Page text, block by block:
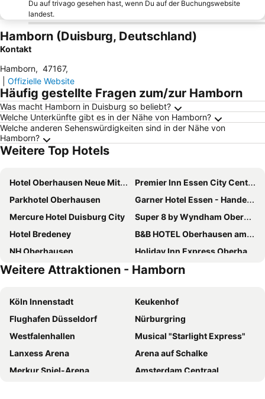
Du auf trivago gesehen hast, wenn Du auf der Buchungswebsite
landest.
Hamborn (Duisburg, Deutschland)
Kontakt
Hamborn, 47167,
Offizielle Website
Häufig gestellte Fragen zum/zur Hamborn
Was macht Hamborn in Duisburg so beliebt?
Welche Unterkünfte gibt es in der Nähe von Hamborn?
Welche anderen Sehenswürdigkeiten sind in der Nähe von
Hamborn?
Weitere Top Hotels
Hotel Oberhausen Neue Mitte Affiliated by Meliá
Premier Inn Essen City Centre hotel
Parkhotel Oberhausen
Garner Hotel Essen - Handelshof By Ihg
Mercure Hotel Duisburg City
Super 8 by Wyndham Oberhausen am Centro
Hotel Bredeney
B&B HOTEL Oberhausen am Centro
NH Oberhausen
Holiday Inn Express Oberhausen By Ihg
Sheraton Essen Hotel
Hotel Residenz Oberhausen
Garner Hotel Oberhausen By Ihg
IntercityHotel Duisburg
McDreams Essen-City
Campanile Duisburg City
Premier Inn Essen City Limbecker Platz hotel
FOUR Essen City Centre
Van der Valk Hotel Gladbeck
Holiday Inn - The Niu, Cobbles Essen By Ihg
Wellings Parkhotel
Mercure Tagungs & Landhotel Krefeld
Weitere Attraktionen - Hamborn
Köln Innenstadt
Keukenhof
Flughafen Düsseldorf
Nürburgring
Westfalenhallen
Musical "Starlight Express"
Lanxess Arena
Arena auf Schalke
Merkur Spiel-Arena
Amsterdam Centraal